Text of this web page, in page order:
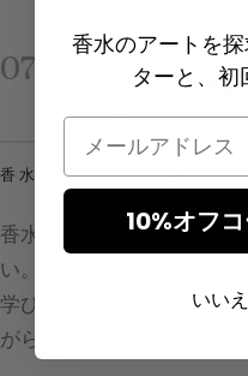
07
パルファ
レ）：究
水ガイド
香水ガイド BY SYLVAINE
香水の芸術を探求し、理
い。原料やアコード、創作
学びとインスピレーション
がらご紹介します。
香水のアートを
ターと、初
Email
10%オフ
いい